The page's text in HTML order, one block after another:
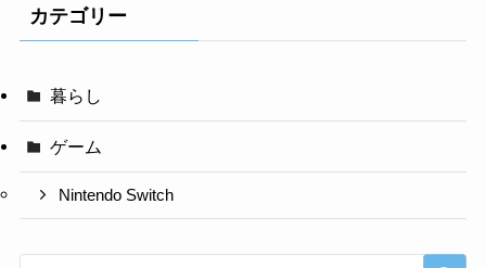
カテゴリー
暮らし
ゲーム
Nintendo Switch